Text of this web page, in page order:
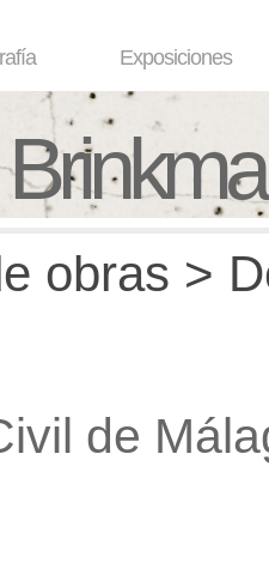
Exposiciones
obras >
de